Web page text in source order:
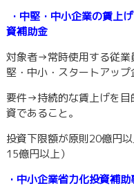
・中堅・中小企業の賃上
資補助金
対象者→常時使用する従
堅・中小・スタートアップ
要件→持続的な賃上げを目
資であること。
投資下限額が原則20億円
15億円以上）
・中小企業省力化投資補助